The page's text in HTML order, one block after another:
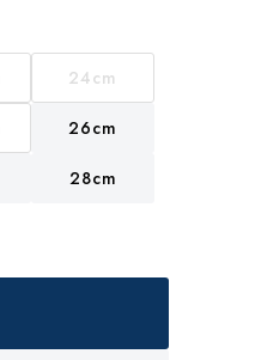
24cm
26cm
28cm